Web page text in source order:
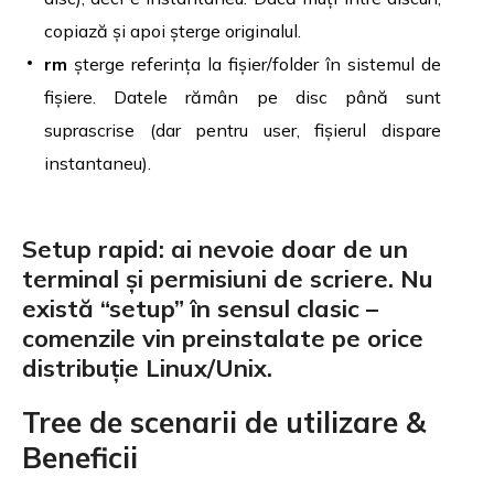
copiază și apoi șterge originalul.
rm șterge referința la fișier/folder în sistemul de
fișiere. Datele rămân pe disc până sunt
suprascrise (dar pentru user, fișierul dispare
instantaneu).
Setup rapid: ai nevoie doar de un
terminal și permisiuni de scriere. Nu
există “setup” în sensul clasic –
comenzile vin preinstalate pe orice
distribuție Linux/Unix.
Tree de scenarii de utilizare &
Beneficii